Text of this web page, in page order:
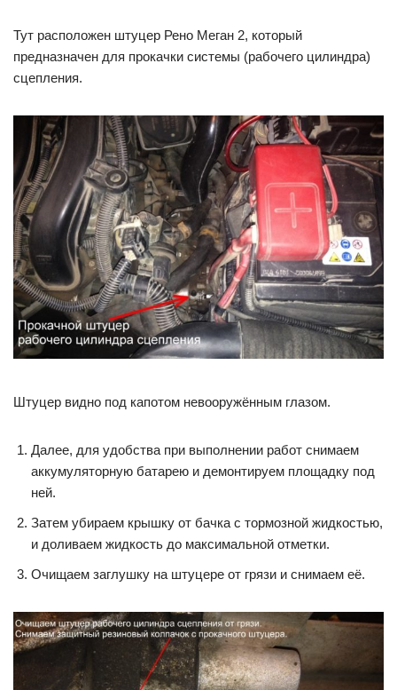
Тут расположен штуцер Рено Меган 2, который
предназначен для прокачки системы (рабочего цилиндра)
сцепления.
Штуцер видно под капотом невооружённым глазом.
Далее, для удобства при выполнении работ снимаем
аккумуляторную батарею и демонтируем площадку под
ней.
Затем убираем крышку от бачка с тормозной жидкостью,
и доливаем жидкость до максимальной отметки.
Очищаем заглушку на штуцере от грязи и снимаем её.